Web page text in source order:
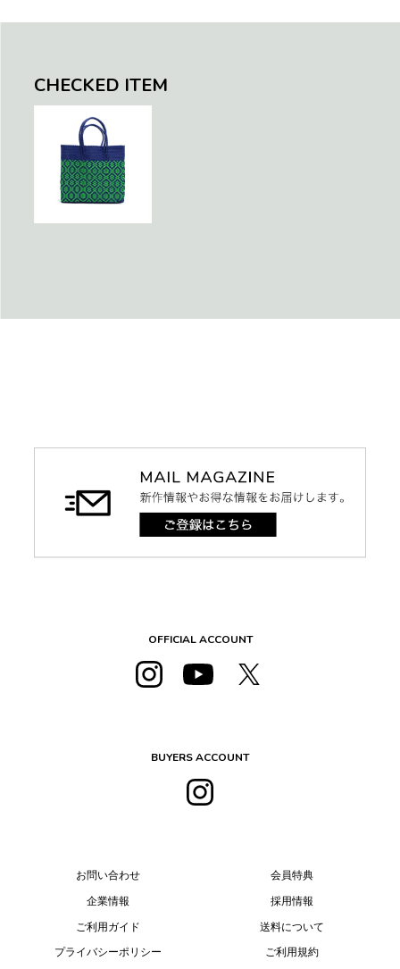
CHECKED ITEM
OFFICIAL ACCOUNT
BUYERS ACCOUNT
お問い合わせ
企業情報
ご利用ガイド
プライバシーポリシー
会員特典
採用情報
送料について
ご利用規約